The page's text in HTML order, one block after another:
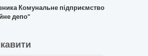
Комунальне підприємство
депо"